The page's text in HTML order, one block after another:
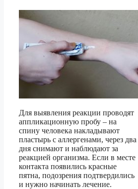
Для выявления реакции проводят
аппликационную пробу – на
спину человека накладывают
пластырь с аллергенами, через два
дня снимают и наблюдают за
реакцией организма. Если в месте
контакта появились красные
пятна, подозрения подтвердились
и нужно начинать лечение.